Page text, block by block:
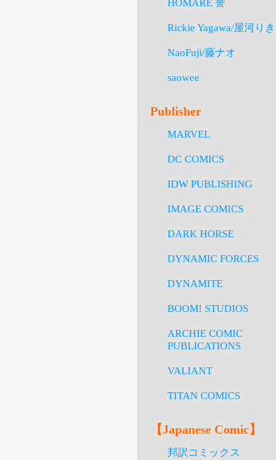
HOMARE 誉
Rickie Yagawa/屋河りき
NaoFuji/藤ナオ
saowee
Publisher
MARVEL
DC COMICS
IDW PUBLISHING
IMAGE COMICS
DARK HORSE
DYNAMIC FORCES
DYNAMITE
BOOM! STUDIOS
ARCHIE COMIC
PUBLICATIONS
VALIANT
TITAN COMICS
【Japanese Comic】
邦訳コミックス